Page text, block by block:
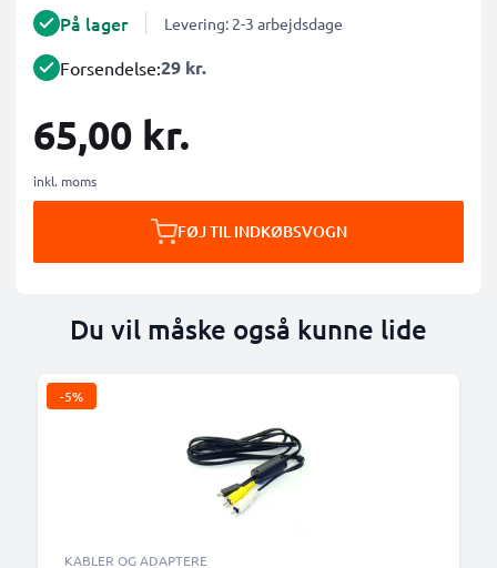
På lager Levering: 2-3 arbejdsdage
Forsendelse:29 kr.
65,00 kr.
inkl. moms
FØJ TIL INDKØBSVOGN
Du vil måske også kunne lide
-5%
KABLER OG ADAPTERE